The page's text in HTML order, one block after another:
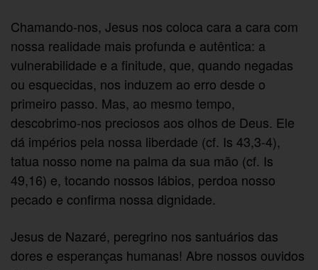
Chamando-nos, Jesus nos coloca cara a cara com
nossa realidade mais profunda e autêntica: a
vulnerabilidade e a finitude, que, quando negadas
ou esquecidas, nos induzem ao erro desde o
primeiro passo. Mas, ao mesmo tempo,
descobrimo-nos preciosos aos olhos de Deus. Ele
dá impérios pela nossa liberdade (cf. Is 43,3-4),
tatua nosso nome na palma da sua mão (cf. Is
49,16) e, tocando nossos lábios, perdoa nosso
pecado e confirma nossa dignidade.
Jesus de Nazaré, peregrino nos santuários das
dores e esperanças humanas! Abre nossos ouvidos